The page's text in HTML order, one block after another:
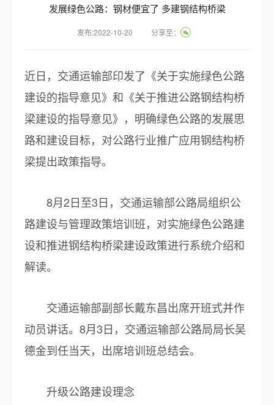
发展绿色公路：钢材便宜了 多建钢结构桥梁
发布:2022-10-20 分享至：
近日，交通运输部印发了《关于实施绿色公路
建设的指导意见》和《关于推进公路钢结构桥
梁建设的指导意见》，明确绿色公路的发展思
路和建设目标，对公路行业推广应用钢结构桥
梁提出政策指导。
8月2日至3日，交通运输部公路局组织公
路建设与管理政策培训班，对实施绿色公路建
设和推进钢结构桥梁建设政策进行系统介绍和
解读。
交通运输部副部长戴东昌出席开班式并作
动员讲话。8月3日，交通运输部公路局局长吴
德金到任当天，出席培训班总结会。
升级公路建设理念